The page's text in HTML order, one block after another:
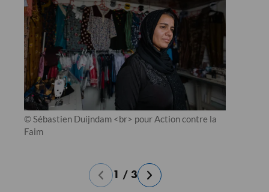
© Sébastien Duijndam <br> pour Action contre la
Faim
1 / 3